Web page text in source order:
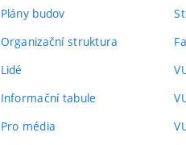
Plány budov
Organizační struktura
Lidé
Informační tabule
Pro média